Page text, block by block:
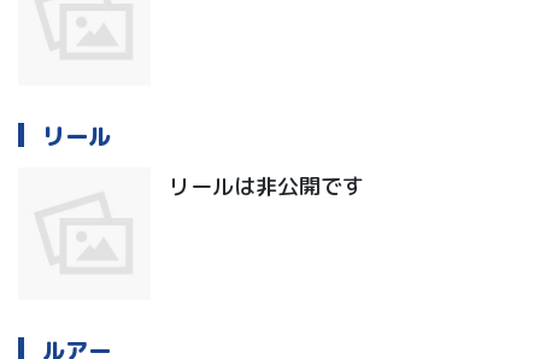
リール
リールは非公開です
ルアー